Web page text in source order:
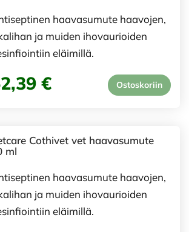
haavasumute haavojen,
ja muiden ihovaurioiden
eläimillä.
€ Ostoskoriin
Cothivet vet haavasumute
ml
haavasumute haavojen,
ja muiden ihovaurioiden
eläimillä.